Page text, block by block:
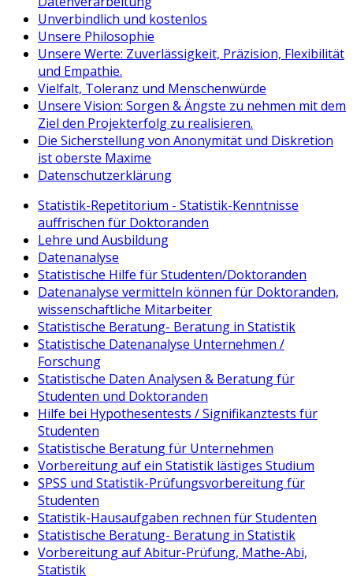
Unverbindlich und kostenlos
Unsere Philosophie
Unsere Werte: Zuverlässigkeit, Präzision, Flexibilität
und Empathie.
Vielfalt, Toleranz und Menschenwürde
Unsere Vision: Sorgen & Ängste zu nehmen mit dem
Ziel den Projekterfolg zu realisieren.
Die Sicherstellung von Anonymität und Diskretion
ist oberste Maxime
Datenschutzerklärung
Statistik-Repetitorium - Statistik-Kenntnisse
auffrischen für Doktoranden
Lehre und Ausbildung
Datenanalyse
Statistische Hilfe für Studenten/Doktoranden
Datenanalyse vermitteln können für Doktoranden,
wissenschaftliche Mitarbeiter
Statistische Beratung- Beratung in Statistik
Statistische Datenanalyse Unternehmen /
Forschung
Statistische Daten Analysen & Beratung für
Studenten und Doktoranden
Hilfe bei Hypothesentests / Signifikanztests für
Studenten
Statistische Beratung für Unternehmen
Vorbereitung auf ein Statistik lästiges Studium
SPSS und Statistik-Prüfungsvorbereitung für
Studenten
Statistik-Hausaufgaben rechnen für Studenten
Statistische Beratung- Beratung in Statistik
Vorbereitung auf Abitur-Prüfung, Mathe-Abi,
Statistik